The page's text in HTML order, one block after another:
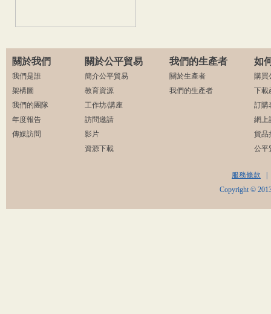
關於我們 關於公平貿易 我們的生產者 如
我們是誰
架構圖
我們的團隊
年度報告
傳媒訪問
簡介公平貿易
教育資源
工作坊/講座
訪問邀請
影片
資源下載
關於生產者
我們的生產者
購買
下載
訂購
網上
貨品
公平
服務條款
Copyright ©